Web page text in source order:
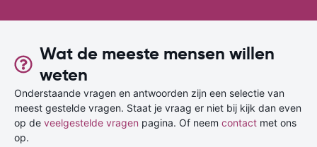
Wat de meeste mensen willen
weten
Onderstaande vragen en antwoorden zijn een selectie van
meest gestelde vragen. Staat je vraag er niet bij kijk dan even
op de veelgestelde vragen pagina. Of neem contact met ons
op.